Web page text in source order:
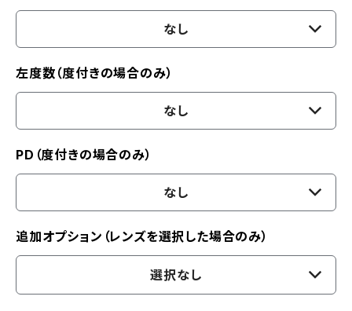
なし
左度数（度付きの場合のみ）
なし
PD（度付きの場合のみ）
なし
追加オプション（レンズを選択した場合のみ）
選択なし